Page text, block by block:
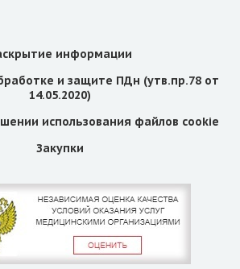
информации
и защите ПДн (утв.пр.78 от
14.05.2020)
использования файлов cookie
Закупки